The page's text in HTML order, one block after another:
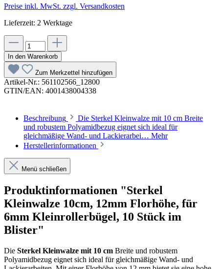
Preise inkl. MwSt. zzgl. Versandkosten
Lieferzeit: 2 Werktage
In den Warenkorb
Zum Merkzettel hinzufügen
Artikel-Nr.: 561102566_12800
GTIN/EAN: 4001438004338
Beschreibung
Die Sterkel Kleinwalze mit 10 cm Breite
und robustem Polyamidbezug eignet sich ideal für
gleichmäßige Wand- und Lackierarbei… Mehr
Herstellerinformationen
Menü schließen
Produktinformationen "Sterkel
Kleinwalze 10cm, 12mm Florhöhe, für
6mm Kleinrollerbügel, 10 Stück im
Blister"
Die Sterkel Kleinwalze mit 10 cm Breite und robustem
Polyamidbezug eignet sich ideal für gleichmäßige Wand- und